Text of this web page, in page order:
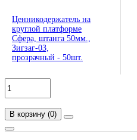
Ценникодержатель на
круглой платформе
Сфера, штанга 50мм.,
Зигзаг-03,
прозрачный - 50шт.
В корзину (0)